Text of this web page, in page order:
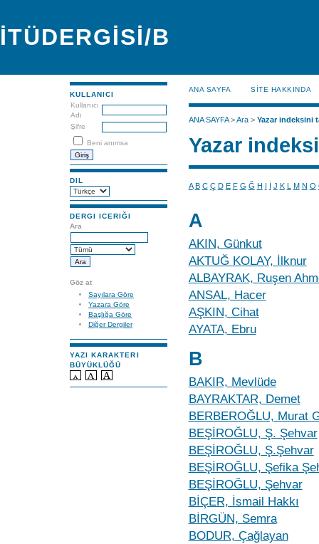
İTÜDERGİSİ/B
KULLANICI
Kullanıcı
Adı
Şifre
Beni anımsa
DIL
DERGI ICERIĞI
Ara
Göz at
Sayılara Göre
Yazara Göre
Başlığa Göre
Diğer Dergiler
YAZI KARAKTERI
BÜYÜKLÜĞÜ
ANA SAYFA SİTE HAKKINDA
ANA SAYFA>Ara> Yazar indeksini
Yazar
A B C Ç D E F G Ğ H I İ J K L M N O
A
AKIN, Günkut
AKTUĞ KOLAY, İlknur
ALBAYRAK, Ruşen
ANSAL, Hacer
AŞKIN, Cihat
AYATA, Ebru
B
BAKIR, Mevlüde
BAYRAKTAR, Demet
BERBEROĞLU, Murat
BEŞİROĞLU, Ş. Şehvar
BEŞİROĞLU, Ş.Şehvar
BEŞİROĞLU, Şefika
BEŞİROĞLU, Şehvar
BİÇER, İsmail Hakkı
BİRGÜN, Semra
BODUR, Çağlayan